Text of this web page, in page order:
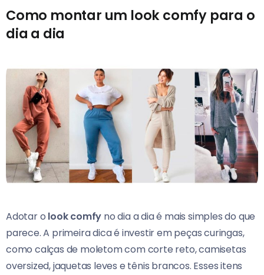
Como montar um look comfy para o
dia a dia
Adotar o look comfy no dia a dia é mais simples do que
parece. A primeira dica é investir em peças curingas,
como calças de moletom com corte reto, camisetas
oversized, jaquetas leves e tênis brancos. Esses itens